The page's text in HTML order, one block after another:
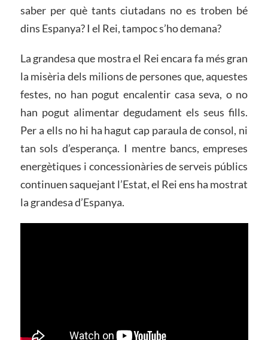
saber per què tants ciutadans no es troben bé
dins Espanya? I el Rei, tampoc s’ho demana?
La grandesa que mostra el Rei encara fa més gran
la misèria dels milions de persones que, aquestes
festes, no han pogut encalentir casa seva, o no
han pogut alimentar degudament els seus fills.
Per a ells no hi ha hagut cap paraula de consol, ni
tan sols d’esperança. I mentre bancs, empreses
energètiques i concessionàries de serveis públics
continuen saquejant l’Estat, el Rei ens ha mostrat
la grandesa d’Espanya.